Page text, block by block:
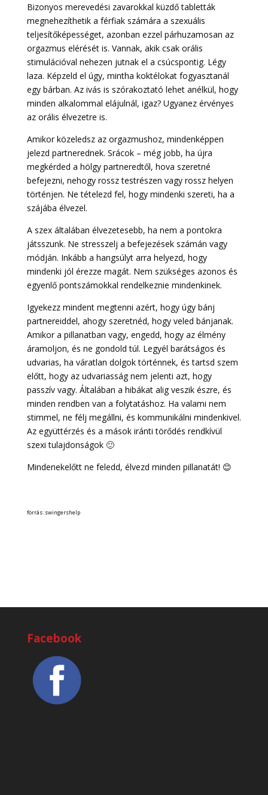
Bizonyos merevedési zavarokkal küzdő tabletták
megnehezíthetik a férfiak számára a szexuális
teljesítőképességet, azonban ezzel párhuzamosan az
orgazmus elérését is. Vannak, akik csak orális
stimulációval nehezen jutnak el a csúcspontig. Légy
laza. Képzeld el úgy, mintha koktélokat fogyasztanál
egy bárban. Az ivás is szórakoztató lehet anélkül, hogy
minden alkalommal elájulnál, igaz? Ugyanez érvényes
az orális élvezetre is.
Amikor közeledsz az orgazmushoz, mindenképpen
jelezd partnerednek. Srácok – még jobb, ha újra
megkérded a hölgy partneredtől, hova szeretné
befejezni, nehogy rossz testrészen vagy rossz helyen
történjen. Ne tételezd fel, hogy mindenki szereti, ha a
szájába élvezel.
A szex általában élvezetesebb, ha nem a pontokra
játsszunk. Ne stresszelj a befejezések számán vagy
módján. Inkább a hangsúlyt arra helyezd, hogy
mindenki jól érezze magát. Nem szükséges azonos és
egyenlő pontszámokkal rendelkeznie mindenkinek.
Igyekezz mindent megtenni azért, hogy úgy bánj
partnereiddel, ahogy szeretnéd, hogy veled bánjanak.
Amikor a pillanatban vagy, engedd, hogy az élmény
áramoljon, és ne gondold túl. Legyél barátságos és
udvarias, ha váratlan dolgok történnek, és tartsd szem
előtt, hogy az udvariasság nem jelenti azt, hogy
passzív vagy. Általában a hibákat alig veszik észre, és
minden rendben van a folytatáshoz. Ha valami nem
stimmel, ne félj megállni, és kommunikálni mindenkivel.
Az együttérzés és a mások iránti törődés rendkívül
szexi tulajdonságok 🙂
Mindenekelőtt ne feledd, élvezd minden pillanatát! 😊
forrás: swingershelp
Facebook